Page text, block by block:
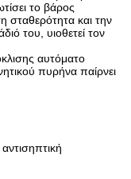
το βάρος
σταθερότητα και την
του, υιοθετεί τον
αυτόματο
πυρήνα παίρνει